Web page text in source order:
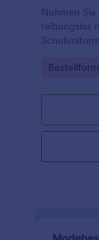
Nehmen
reibungslos
Go to